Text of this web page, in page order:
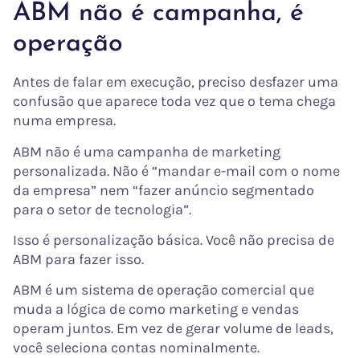
ABM não é campanha, é
operação
Antes de falar em execução, preciso desfazer uma
confusão que aparece toda vez que o tema chega
numa empresa.
ABM não é uma campanha de marketing
personalizada. Não é “mandar e-mail com o nome
da empresa” nem “fazer anúncio segmentado
para o setor de tecnologia”.
Isso é personalização básica. Você não precisa de
ABM para fazer isso.
ABM é um sistema de operação comercial que
muda a lógica de como marketing e vendas
operam juntos. Em vez de gerar volume de leads,
você seleciona contas nominalmente.